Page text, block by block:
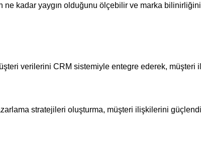
kadar yaygın olduğunu ölçebilir ve marka
verilerini CRM sistemiyle entegre ederek,
stratejileri oluşturma, müşteri ilişkilerini